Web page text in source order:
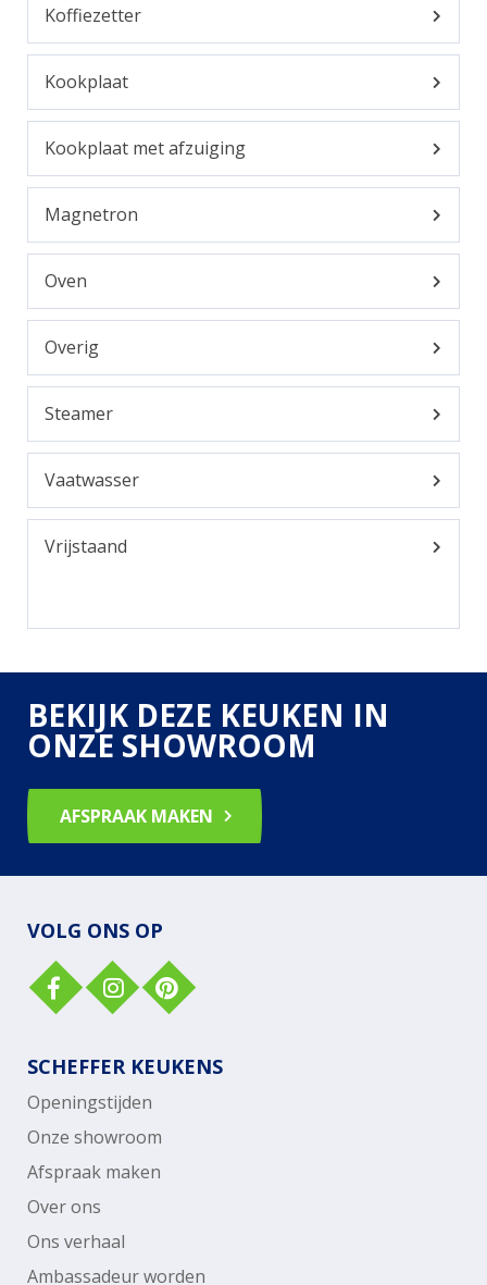
Koffiezetter
Kookplaat
Kookplaat met afzuiging
Magnetron
Oven
Overig
Steamer
Vaatwasser
Vrijstaand
BEKIJK DEZE KEUKEN IN
ONZE SHOWROOM
AFSPRAAK MAKEN
VOLG ONS OP
SCHEFFER KEUKENS
Openingstijden
Onze showroom
Afspraak maken
Over ons
Ons verhaal
Ambassadeur worden